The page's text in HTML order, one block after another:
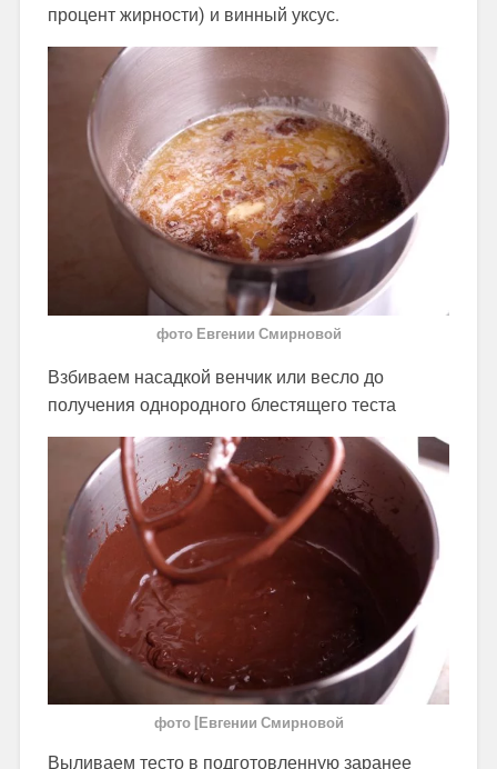
процент жирности) и винный уксус.
фото Евгении Смирновой
Взбиваем насадкой венчик или весло до
получения однородного блестящего теста
фото [Евгении Смирновой
Выливаем тесто в подготовленную заранее